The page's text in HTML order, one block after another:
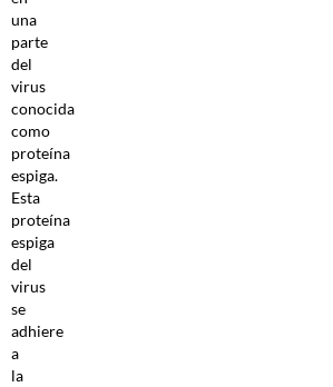
una
parte
del
virus
conocida
como
proteína
espiga.
Esta
proteína
espiga
del
virus
se
adhiere
a
la